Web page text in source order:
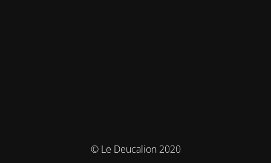
© Le Deucalion 2020